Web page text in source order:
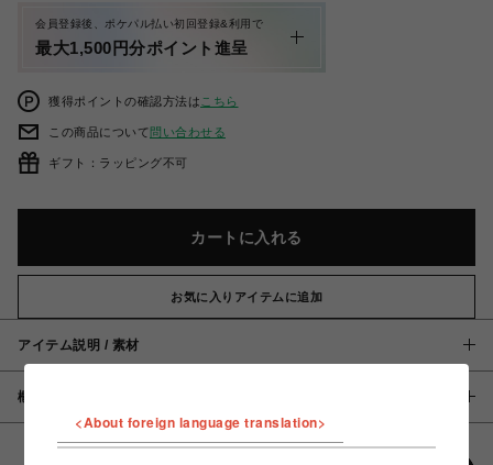
会員登録後、ポケパル払い初回登録&利用で
最大1,500円分ポイント進呈
獲得ポイントの確認方法は こちら
この商品について問い合わせる
ギフト：ラッピング不可
カートに入れる
お気に入りアイテムに追加
アイテム説明 / 素材
概要
<About foreign language translation>